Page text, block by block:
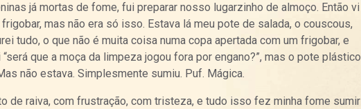
já mortas de fome, fui preparar nosso lugarzinho de almoço. Então vi
mas não era só isso. Estava lá meu pote de salada, o couscous,
tudo, o que não é muita coisa numa copa apertada com um frigobar, e
que a moça da limpeza jogou fora por engano?”, mas o pote plástico
não estava. Simplesmente sumiu. Puf. Mágica.
de raiva, com frustração, com tristeza, e tudo isso fez minha fome sumir